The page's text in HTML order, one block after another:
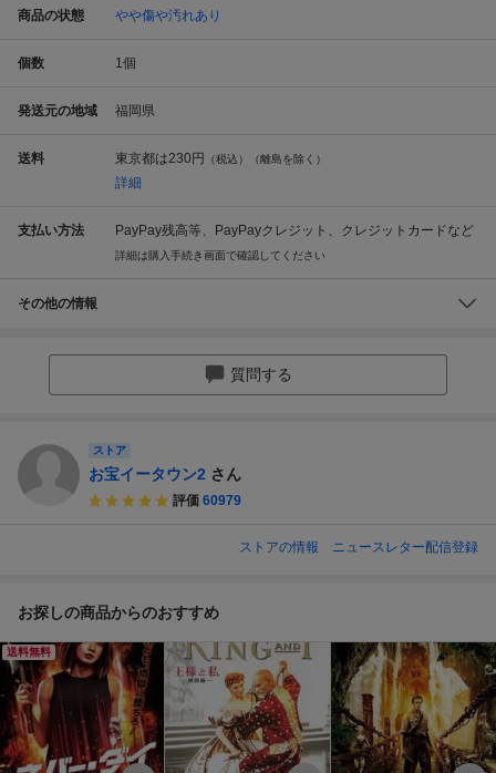
商品の状態 やや傷や汚れあり
個数 1個
発送元の地域 福岡県
送料 東京都は230円 （税込）（離島を除く）
詳細
支払い方法 PayPay残高等、PayPayクレジット、クレジットカードなど
詳細は購入手続き画面で確認してください
その他の情報
質問する
ストア
お宝イータウン2 さん
評価 60979
ストアの情報 ニュースレター配信登録
お探しの商品からのおすすめ
送料無料